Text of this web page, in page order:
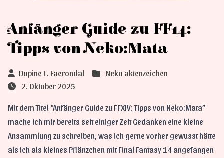
Anfänger Guide zu FF14:
Tipps von Neko:Mata
Dopine L. Faerondal
Neko aktenzeichen
2. Oktober 2025
Mit dem Titel “Anfänger Guide zu FFXIV: Tipps von Neko:Mata”
mache ich mir bereits seit einiger Zeit Gedanken eine kleine
Ansammlung zu schreiben, was ich gerne vorher gewusst hätte
als ich als kleines Pflänzchen mit Final Fantasy 14 angefangen